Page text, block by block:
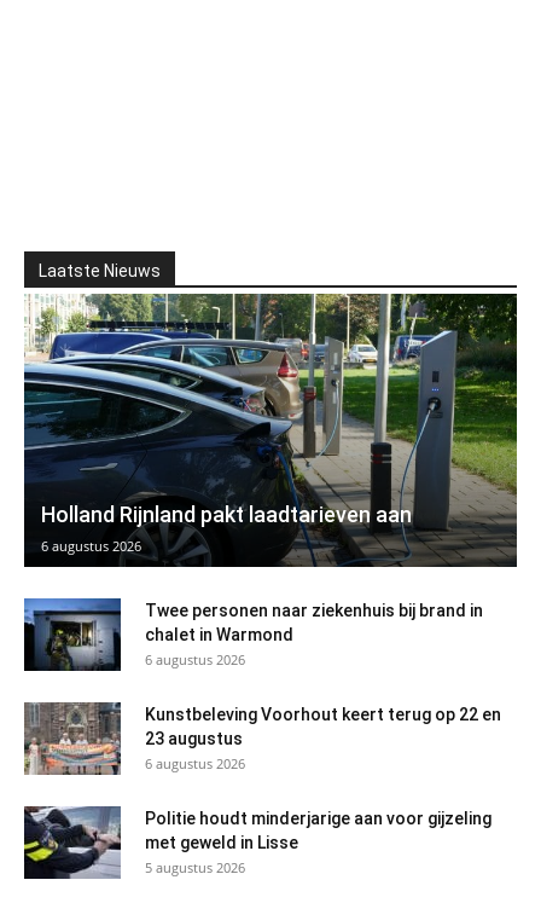
Laatste Nieuws
Holland Rijnland pakt laadtarieven aan
6 augustus 2026
Twee personen naar ziekenhuis bij brand in
chalet in Warmond
6 augustus 2026
Kunstbeleving Voorhout keert terug op 22 en
23 augustus
6 augustus 2026
Politie houdt minderjarige aan voor gijzeling
met geweld in Lisse
5 augustus 2026